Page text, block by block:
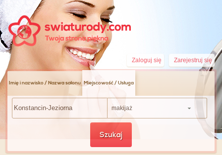
Zarejestruj się
Zaloguj się
Imię i nazwisko / Nazwa salonu Miejscowość / Usługa
makijaż
Szukaj